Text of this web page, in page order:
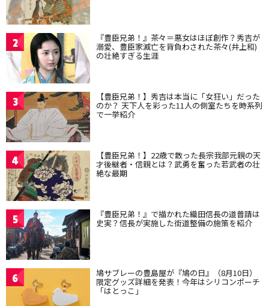
2 『豊臣兄弟！』茶々＝悪女はほぼ創作？秀吉が
溺愛、豊臣家滅亡を背負わされた茶々(井上和)
の壮絶すぎる生涯
3 【豊臣兄弟！】秀吉は本当に「女狂い」だった
のか？ 天下人を彩った11人の側室たちを時系列
で一挙紹介
4 【豊臣兄弟！】22歳で散った長宗我部元親の天
才後継者・信親とは？武勇を奮った若武者の壮
絶な最期
5 『豊臣兄弟！』で描かれた織田信長の道普請は
史実？信長が実施した街道整備の施策を紹介
6 鳩サブレーの豊島屋が『鳩の日』（8月10日）
限定グッズ詳細を発表！今年はシリコンポーチ
「はとっこ」